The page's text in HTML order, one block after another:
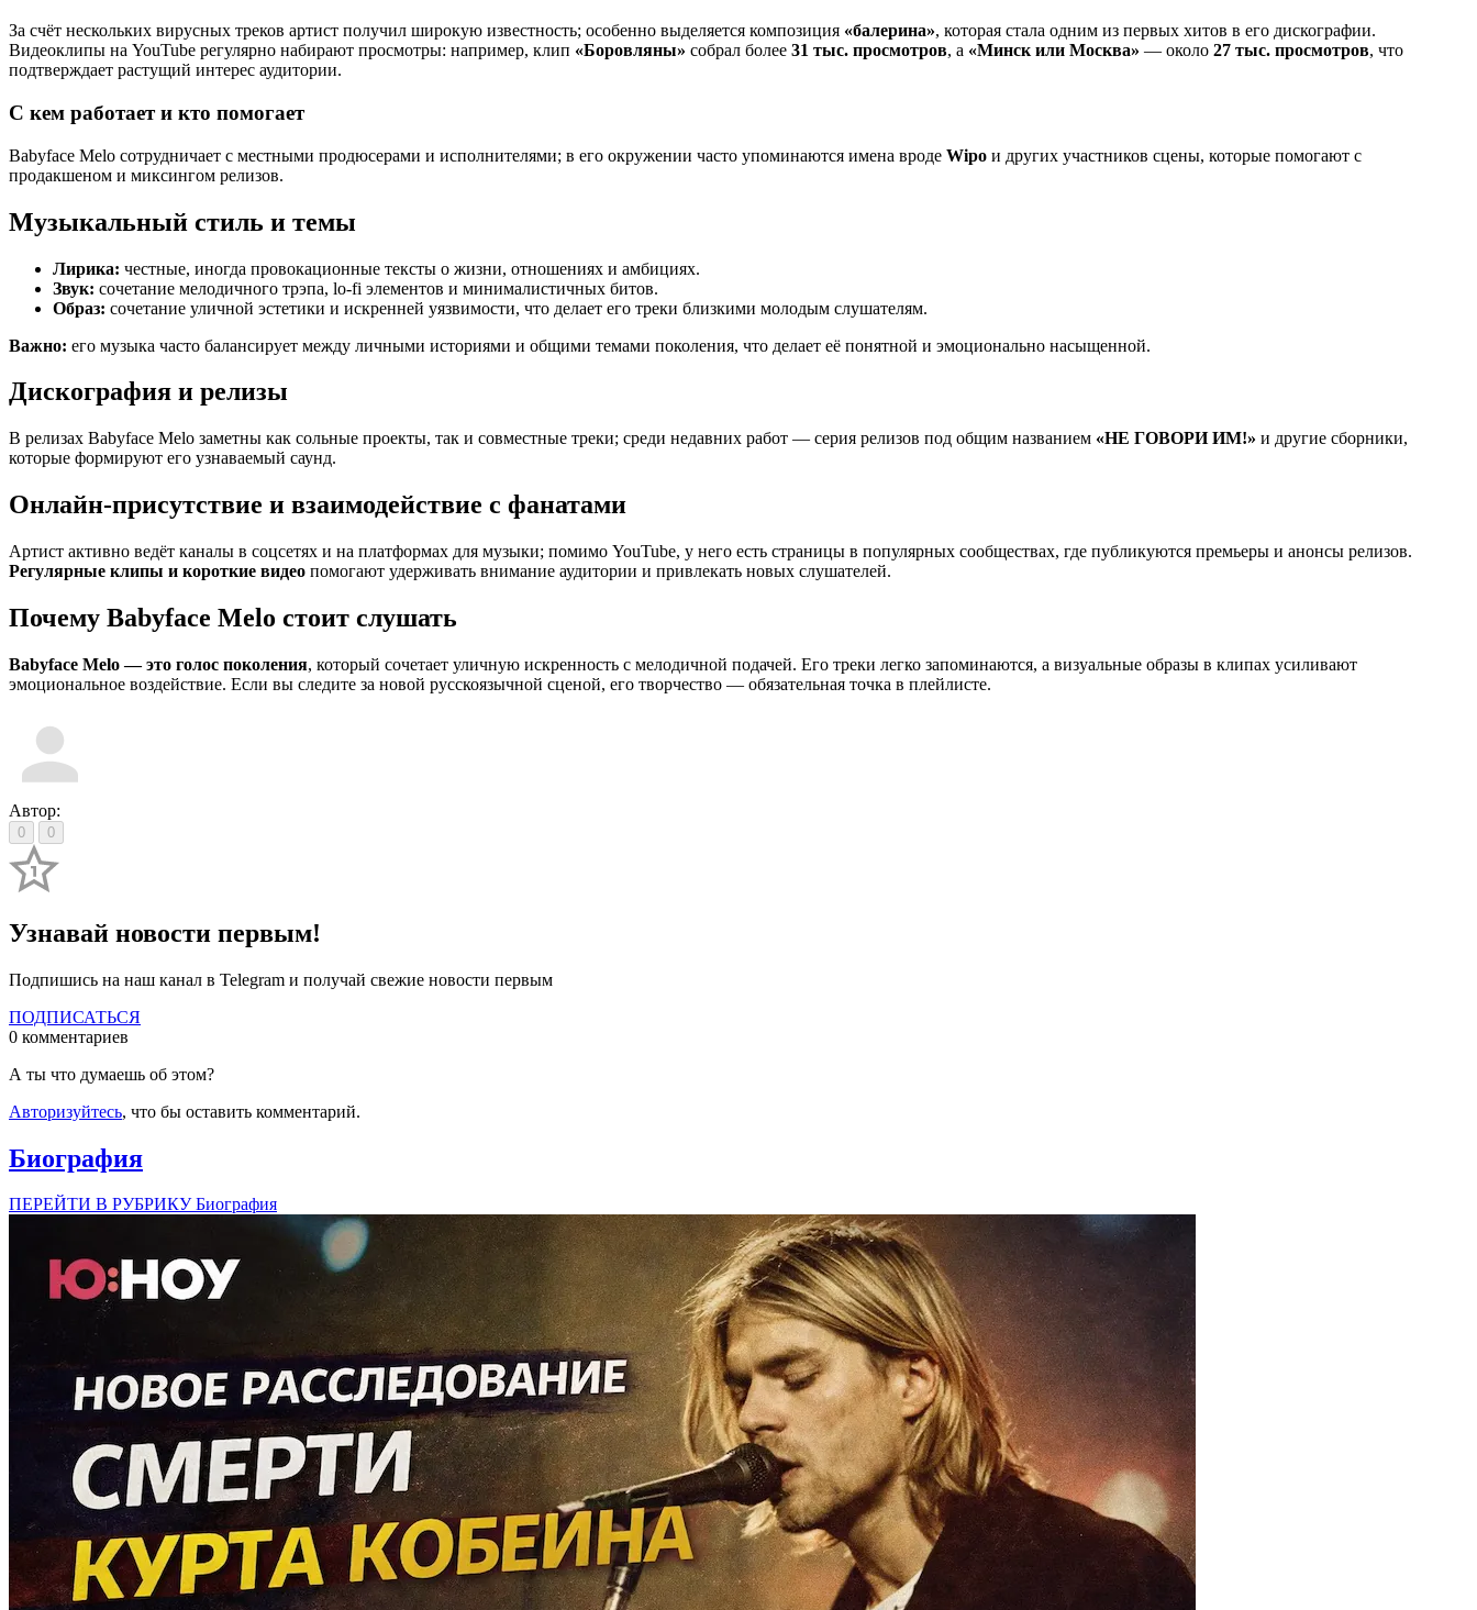
За счёт нескольких вирусных треков артист получил широкую известность; особенно выделяется композиция «балерина», которая стала одним из первых хитов в его дискографии.
Видеоклипы на YouTube регулярно набирают просмотры: например, клип «Боровляны» собрал более 31 тыс. просмотров, а «Минск или Москва» — около 27 тыс. просмотров, что
подтверждает растущий интерес аудитории.
С кем работает и кто помогает
Babyface Melo сотрудничает с местными продюсерами и исполнителями; в его окружении часто упоминаются имена вроде Wipo и других участников сцены, которые помогают с
продакшеном и миксингом релизов.
Музыкальный стиль и темы
Лирика: честные, иногда провокационные тексты о жизни, отношениях и амбициях.
Звук: сочетание мелодичного трэпа, lo‑fi элементов и минималистичных битов.
Образ: сочетание уличной эстетики и искренней уязвимости, что делает его треки близкими молодым слушателям.
Важно: его музыка часто балансирует между личными историями и общими темами поколения, что делает её понятной и эмоционально насыщенной.
Дискография и релизы
В релизах Babyface Melo заметны как сольные проекты, так и совместные треки; среди недавних работ — серия релизов под общим названием «НЕ ГОВОРИ ИМ!» и другие сборники,
которые формируют его узнаваемый саунд.
Онлайн‑присутствие и взаимодействие с фанатами
Артист активно ведёт каналы в соцсетях и на платформах для музыки; помимо YouTube, у него есть страницы в популярных сообществах, где публикуются премьеры и анонсы релизов.
Регулярные клипы и короткие видео помогают удерживать внимание аудитории и привлекать новых слушателей.
Почему Babyface Melo стоит слушать
Babyface Melo — это голос поколения, который сочетает уличную искренность с мелодичной подачей. Его треки легко запоминаются, а визуальные образы в клипах усиливают
эмоциональное воздействие. Если вы следите за новой русскоязычной сценой, его творчество — обязательная точка в плейлисте.
Автор:
0 0
Узнавай новости первым!
Подпишись на наш канал в Telegram и получай свежие новости первым
ПОДПИСАТЬСЯ
0 комментариев
А ты что думаешь об этом?
Авторизуйтесь, что бы оставить комментарий.
Биография
ПЕРЕЙТИ В РУБРИКУ Биография